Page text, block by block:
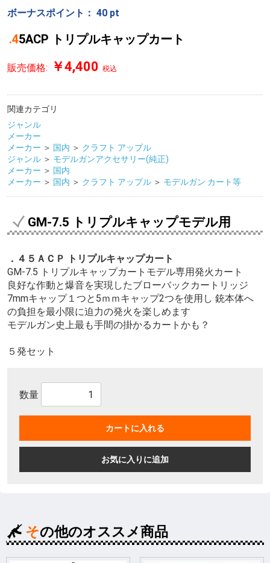
ボーナスポイント： 40 pt
.45ACP トリプルキャップカート
販売価格: ￥4,400 税込
関連カテゴリ
ジャンル
メーカー
メーカー ＞ 国内 ＞ クラフト アップル
ジャンル ＞ モデルガンアクセサリー(純正)
メーカー ＞ 国内
メーカー ＞ 国内 ＞ クラフト アップル ＞ モデルガン カート等
GM-7.5 トリプルキャップモデル用
．４５ＡＣＰ トリプルキャップカート
GM-7.5 トリプルキャップカートモデル専用発火カート
良好な作動と爆音を実現したブローバックカートリッジ
7mmキャップ１つと5ｍｍキャップ2つを使用し 銃本体へ
の負担を最小限に迫力の発火を楽しめます
モデルガン史上最も手間の掛かるカートかも？
５発セット
数量
カートに入れる
お気に入りに追加
その他のオススメ商品